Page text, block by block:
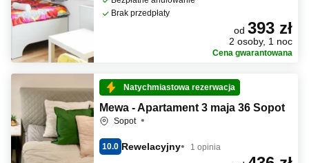
Brak przedpłaty
od 393 zł
2 osoby, 1 noc
Cena gwarantowana
Natychmiastowa rezerwacja
Mewa - Apartament 3 maja 36 Sopot
Sopot
10.0 Rewelacyjny 1 opinia